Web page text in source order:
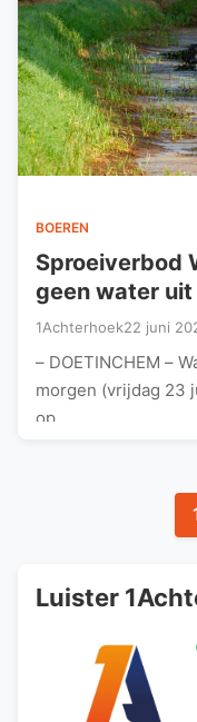
BOEREN
Sproeiverbod
geen water uit
1Achterhoek22 juni
– DOETINCHEM –
morgen (vrijdag 23
op…
Luister